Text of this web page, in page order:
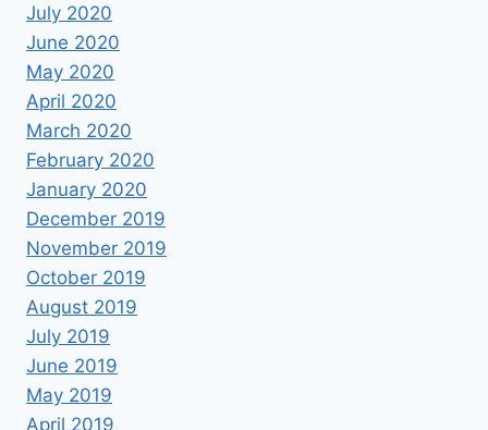
July 2020
June 2020
May 2020
April 2020
March 2020
February 2020
January 2020
December 2019
November 2019
October 2019
August 2019
July 2019
June 2019
May 2019
April 2019